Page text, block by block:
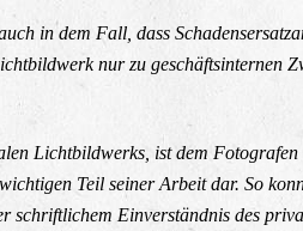
in dem Fall, dass
nur zu geschäftsinternen
Lichtbildwerks, ist dem
Teil seiner Arbeit dar. So
schriftlichem Einverständnis des